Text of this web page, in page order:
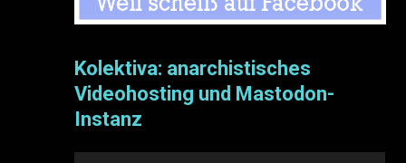
Kolektiva: anarchistisches
Videohosting und Mastodon-
Instanz